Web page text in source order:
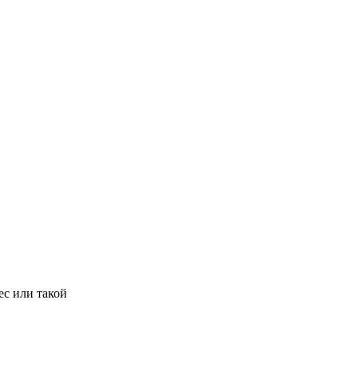
или такой